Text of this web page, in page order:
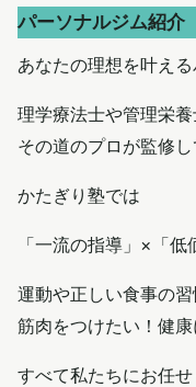
パーソナルジム紹介
あなたの理想を叶え
理学療法士や管理栄
その道のプロが監修し
かたぎり塾では
「一流の指導」×「低
運動や正しい食事の
筋肉をつけたい！健康
すべて私たちにお任せ